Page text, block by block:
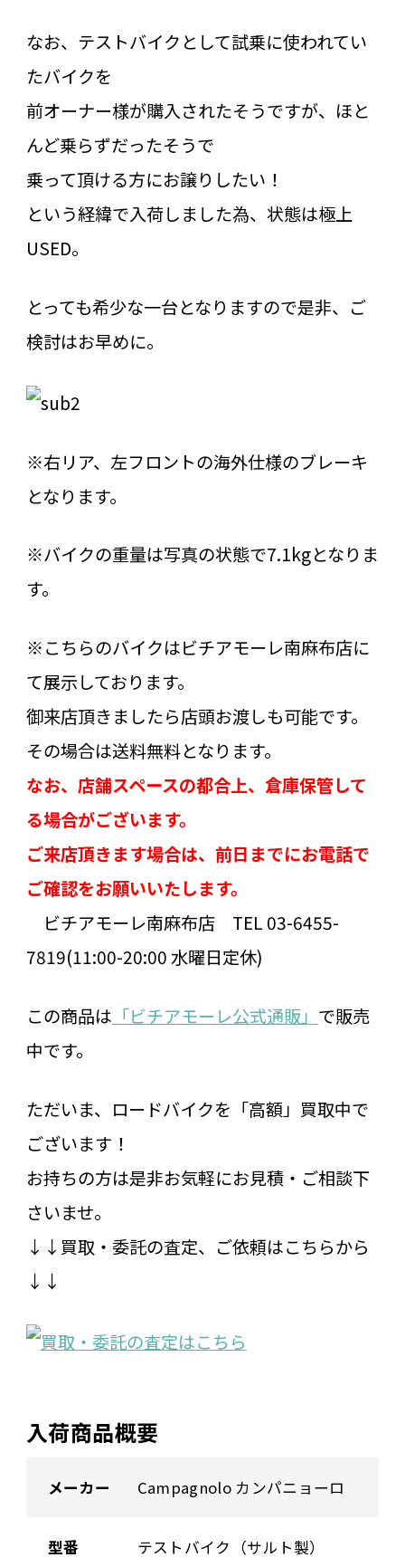
なお、テストバイクとして試乗に使われてい
たバイクを
前オーナー様が購入されたそうですが、ほと
んど乗らずだったそうで
乗って頂ける方にお譲りしたい！
という経緯で入荷しました為、状態は極上
USED。
とっても希少な一台となりますので是非、ご
検討はお早めに。
※右リア、左フロントの海外仕様のブレーキ
となります。
※バイクの重量は写真の状態で7.1kgとなりま
す。
※こちらのバイクはビチアモーレ南麻布店に
て展示しております。
御来店頂きましたら店頭お渡しも可能です。
その場合は送料無料となります。
なお、店舗スペースの都合上、倉庫保管して
る場合がございます。
ご来店頂きます場合は、前日までにお電話で
ご確認をお願いいたします。
ビチアモーレ南麻布店 TEL 03-6455-
7819(11:00-20:00 水曜日定休)
この商品は 「ビチアモーレ公式通販」 で販売
中です。
ただいま、ロードバイクを「高額」買取中で
ございます！
お持ちの方は是非お気軽にお見積・ご相談下
さいませ。
↓↓買取・委託の査定、ご依頼はこちらから
↓↓
入荷商品概要
メーカー Campagnolo カンパニョーロ
型番 テストバイク（サルト製）